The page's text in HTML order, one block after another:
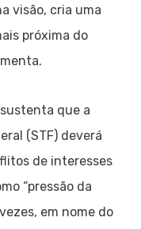
visão, cria uma
próxima do
que a
(STF) deverá
de interesses
“pressão da
em nome do